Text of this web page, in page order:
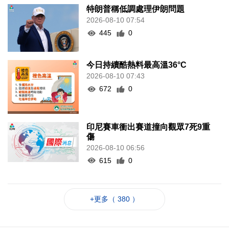
特朗普稱低調處理伊朗問題
2026-08-10 07:54
445
0
今日持續酷熱料最高溫36°C
2026-08-10 07:43
672
0
印尼賽車衝出賽道撞向觀眾7死9重
傷
2026-08-10 06:56
615
0
+更多（ 380 ）